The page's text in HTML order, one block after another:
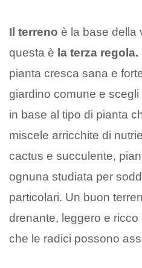
Il terreno è la base della
questa è la terza regola.
pianta cresca sana e
giardino comune e
in base al tipo di pianta
miscele arricchite di
cactus e succulente,
ognuna studiata per
particolari. Un buon
drenante, leggero e
che le radici possono